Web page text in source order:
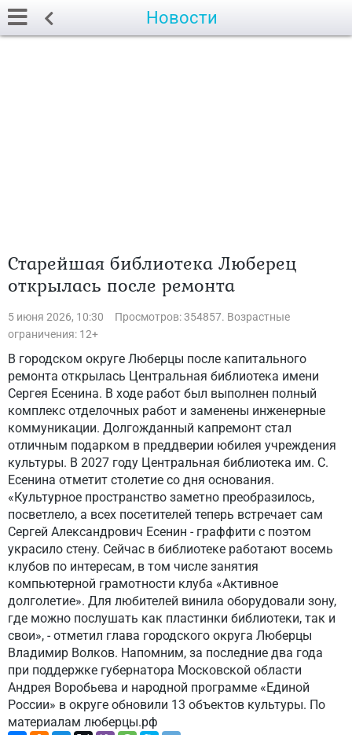
Новости
Старейшая библиотека Люберец
открылась после ремонта
5 июня 2026, 10:30
Просмотров: 354857. Возрастные
ограничения: 12+
В городском округе Люберцы после капитального
ремонта открылась Центральная библиотека имени
Сергея Есенина. В ходе работ был выполнен полный
комплекс отделочных работ и заменены инженерные
коммуникации. Долгожданный капремонт стал
отличным подарком в преддверии юбилея учреждения
культуры. В 2027 году Центральная библиотека им. С.
Есенина отметит столетие со дня основания.
«Культурное пространство заметно преобразилось,
посветлело, а всех посетителей теперь встречает сам
Сергей Александрович Есенин - граффити с поэтом
украсило стену. Сейчас в библиотеке работают восемь
клубов по интересам, в том числе занятия
компьютерной грамотности клуба «Активное
долголетие». Для любителей винила оборудовали зону,
где можно послушать как пластинки библиотеки, так и
свои», - отметил глава городского округа Люберцы
Владимир Волков. Напомним, за последние два года
при поддержке губернатора Московской области
Андрея Воробьева и народной программе «Единой
России» в округе обновили 13 объектов культуры. По
материалам люберцы.рф